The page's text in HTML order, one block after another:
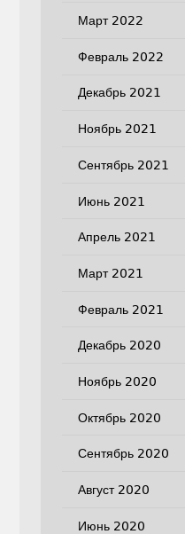
Март 2022
Февраль 2022
Декабрь 2021
Ноябрь 2021
Сентябрь 2021
Июнь 2021
Апрель 2021
Март 2021
Февраль 2021
Декабрь 2020
Ноябрь 2020
Октябрь 2020
Сентябрь 2020
Август 2020
Июнь 2020